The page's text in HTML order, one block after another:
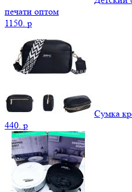
печати оптом
1150. p
Сумка
440. p